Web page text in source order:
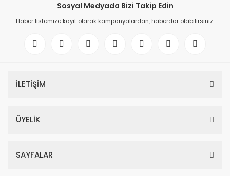
Sosyal Medyada Bizi Takip Edin
Haber listemize kayıt olarak kampanyalardan, haberdar olabilirsiniz.
İLETİŞİM
ÜYELİK
SAYFALAR